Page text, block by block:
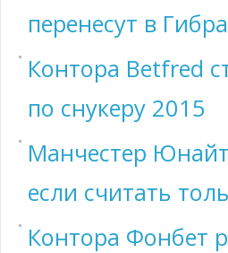
перенесут в
Контора Betfred
по снукеру 2015
Манчестер
если считать
Контора Фонбет